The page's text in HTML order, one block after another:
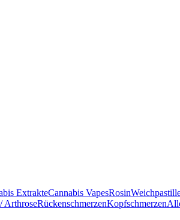
ExtrakteCannabis VapesRosin
ArthroseRückenschmerzenKopfschmerzen